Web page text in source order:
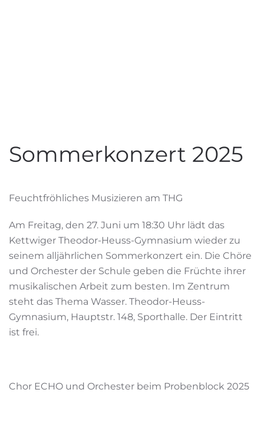
Sommerkonzert 2025
Feuchtfröhliches Musizieren am THG
Am Freitag, den 27. Juni um 18:30 Uhr lädt das
Kettwiger Theodor-Heuss-Gymnasium wieder zu
seinem alljährlichen Sommerkonzert ein. Die Chöre
und Orchester der Schule geben die Früchte ihrer
musikalischen Arbeit zum besten. Im Zentrum
steht das Thema Wasser. Theodor-Heuss-
Gymnasium, Hauptstr. 148, Sporthalle. Der Eintritt
ist frei.
Chor ECHO und Orchester beim Probenblock 2025